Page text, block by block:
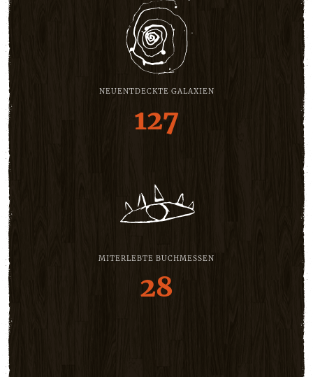
NEUENTDECKTE GALAXIEN
127
MITERLEBTE BUCHMESSEN
28